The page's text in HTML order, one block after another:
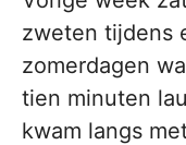
zweten tijdens
zomerdagen
tien minuten
kwam langs